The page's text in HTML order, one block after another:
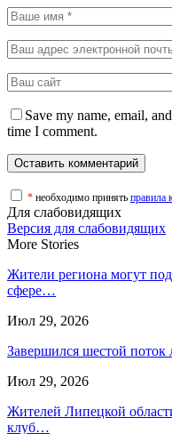
Save my name, email,
time I comment.
* необходимо принять правила
Для слабовидящих
Версия для слабовидящих
More Stories
Жители региона могут
сфере…
Июл 29, 2026
Завершился шестой
Июл 29, 2026
Жителей Липецкой
клуб…